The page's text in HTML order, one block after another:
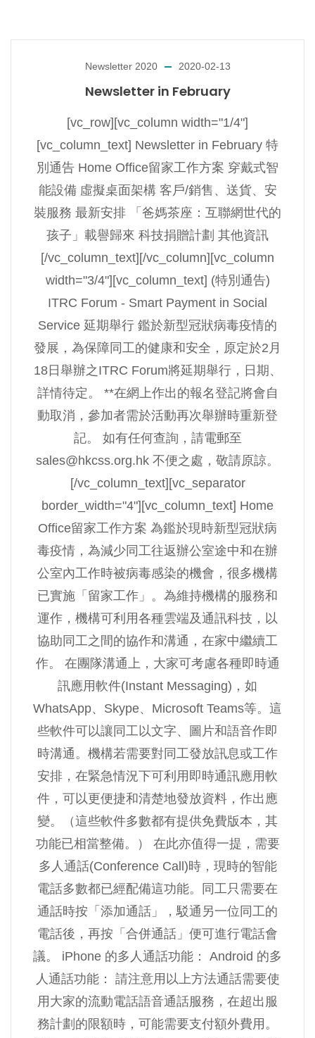
Newsletter 2020 2020-02-13
Newsletter in February
[vc_row][vc_column width="1/4"]
[vc_column_text] Newsletter in February 特
別通告 Home Office留家工作方案 穿戴式智
能設備 虛擬桌面架構 客戶/銷售、送貨、安
裝服務 最新安排 「爸媽茶座：互聯網世代的
孩子」載譽歸來 科技捐贈計劃 其他資訊
[/vc_column_text][/vc_column][vc_column
width="3/4"][vc_column_text] (特別通告)
ITRC Forum - Smart Payment in Social
Service 延期舉行 鑑於新型冠狀病毒疫情的
發展，為保障同工的健康和安全，原定於2月
18日舉辦之ITRC Forum將延期舉行，日期、
詳情待定。 **在網上作出的報名登記將會自
動取消，參加者需於活動再次舉辦時重新登
記。 如有任何查詢，請電郵至
sales@hkcss.org.hk 不便之處，敬請原諒。
[/vc_column_text][vc_separator
border_width="4"][vc_column_text] Home
Office留家工作方案 為鑑於現時新型冠狀病
毒疫情，為減少同工往返辦公室途中和在辦
公室內工作時被病毒感染的機會，很多機構
已實施「留家工作」。為維持機構的服務和
運作，機構可利用各種雲端及通訊科技，以
協助同工之間的協作和溝通，在家中繼續工
作。 在團隊溝通上，大家可考慮各種即時通
訊應用軟件(Instant Messaging)，如
WhatsApp、Skype、Microsoft Teams等。這
些軟件可以讓同工以文字、圖片和語音作即
時溝通。機構若需要對同工發放訊息或工作
安排，在緊急情況下可利用即時通訊應用軟
件，可以更便捷和清楚地發放資料，作出應
變。（這些軟件多數都有提供免費版本，其
功能已相當整備。） 在此亦值得一提，需要
多人通話(Conference Call)時，現時的智能
電話多數都已經配備這功能。同工只需要在
通話時按「添加通話」，駁通另一位同工的
電話後，再按「合併通話」便可進行電話會
議。 iPhone 的多人通話功能： Android 的多
人通話功能： 請注意用以上方法通話需要使
用大家的流動電話語音通話服務，在超出服
務計劃的限額時，可能需要支付額外費用。